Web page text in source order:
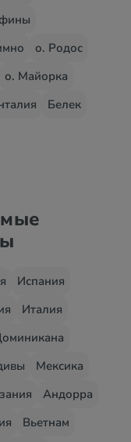
о. Родос
о. Майорка
Белек
Испания
Италия
Мексика
Андорра
Вьетнам